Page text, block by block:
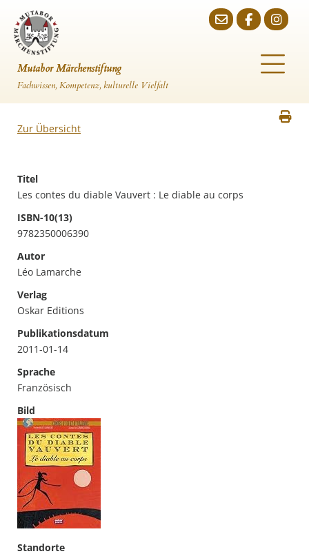
Mutabor Märchenstiftung
Fachwissen, Kompetenz, kulturelle Vielfalt
Zur Übersicht
Titel
Les contes du diable Vauvert : Le diable au corps
ISBN-10(13)
9782350006390
Autor
Léo Lamarche
Verlag
Oskar Editions
Publikationsdatum
2011-01-14
Sprache
Französisch
Bild
Standorte